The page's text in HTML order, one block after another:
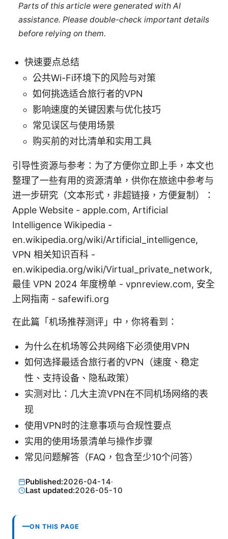
Parts of this article were generated with AI
assistance. Please double-check important details
before relying on them.
快速要点总结
公共Wi-Fi环境下的风险与对策
如何挑选适合旅行者的VPN
影响速度的关键因素与优化技巧
常见误区与使用场景
购买前的对比清单和实用工具
引导性资源与参考：为了方便你立即上手，本文也
整理了一些有用的资源清单，供你在旅途中参考与
进一步研究（文本形式，非超链接，方便复制）：
Apple Website - apple.com, Artificial
Intelligence Wikipedia -
en.wikipedia.org/wiki/Artificial_intelligence,
VPN 相关知识百科 -
en.wikipedia.org/wiki/Virtual_private_network,
最佳 VPN 2024 年度榜单 - vpnreview.com, 安全
上网指南 - safewifi.org
在此篇「机场推荐测评」中，你将看到：
为什么在机场等公共网络下必须使用VPN
如何选择最适合旅行者的VPN（速度、稳定
性、支持设备、隐私政策）
实测对比：几大主流VPN在不同机场网络的表
现
使用VPN时的注意事项与合规性要点
实用的使用场景清单与操作步骤
常见问题解答（FAQ，包含至少10个问答）
Published:2026-04-14·
Last updated:2026-05-10
ON THIS PAGE